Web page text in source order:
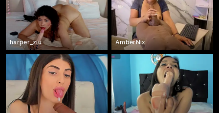
harper_ziu AmberNix